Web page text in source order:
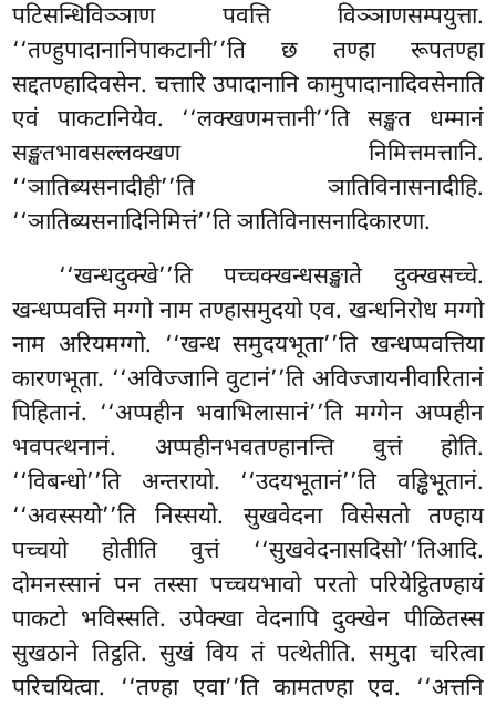
पटिसन्धिविञ्ञाण पवत्ति विञ्ञाणसम्पयुत्ता.
‘‘तण्हुपादानानिपाकटानी’’ति छ तण्हा रूपतण्हा
सद्दतण्हादिवसेन. चत्तारि उपादानानि कामुपादानादिवसेनाति
एवं पाकटानियेव. ‘‘लक्खणमत्तानी’’ति सङ्खत धम्मानं
सङ्खतभावसल्लक्खण निमित्तमत्तानि.
‘‘ञातिब्यसनादीही’’ति ञातिविनासनादीहि.
‘‘ञातिब्यसनादिनिमित्तं’’ति ञातिविनासनादिकारणा.
‘‘खन्धदुक्खे’’ति पच्चक्खन्धसङ्खाते दुक्खसच्चे.
खन्धप्पवत्ति मग्गो नाम तण्हासमुदयो एव. खन्धनिरोध मग्गो
नाम अरियमग्गो. ‘‘खन्ध समुदयभूता’’ति खन्धप्पवत्तिया
कारणभूता. ‘‘अविज्जानि वुटानं’’ति अविज्जायनीवारितानं
पिहितानं. ‘‘अप्पहीन भवाभिलासानं’’ति मग्गेन अप्पहीन
भवपत्थनानं. अप्पहीनभवतण्हानन्ति वुत्तं होति.
‘‘विबन्धो’’ति अन्तरायो. ‘‘उदयभूतानं’’ति वड्ढिभूतानं.
‘‘अवस्सयो’’ति निस्सयो. सुखवेदना विसेसतो तण्हाय
पच्चयो होतीति वुत्तं ‘‘सुखवेदनासदिसो’’तिआदि.
दोमनस्सानं पन तस्सा पच्चयभावो परतो परियेट्ठितण्हायं
पाकटो भविस्सति. उपेक्खा वेदनापि दुक्खेन पीळितस्स
सुखठाने तिट्ठति. सुखं विय तं पत्थेतीति. समुदा चरित्वा
परिचयित्वा. ‘‘तण्हा एवा’’ति कामतण्हा एव. ‘‘अत्तनि